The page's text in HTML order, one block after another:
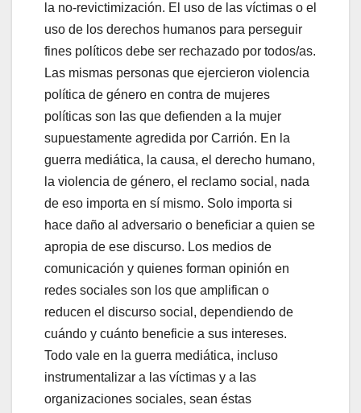
la no-revictimización. El uso de las víctimas o el
uso de los derechos humanos para perseguir
fines políticos debe ser rechazado por todos/as.
Las mismas personas que ejercieron violencia
política de género en contra de mujeres
políticas son las que defienden a la mujer
supuestamente agredida por Carrión. En la
guerra mediática, la causa, el derecho humano,
la violencia de género, el reclamo social, nada
de eso importa en sí mismo. Solo importa si
hace daño al adversario o beneficiar a quien se
apropia de ese discurso. Los medios de
comunicación y quienes forman opinión en
redes sociales son los que amplifican o
reducen el discurso social, dependiendo de
cuándo y cuánto beneficie a sus intereses.
Todo vale en la guerra mediática, incluso
instrumentalizar a las víctimas y a las
organizaciones sociales, sean éstas